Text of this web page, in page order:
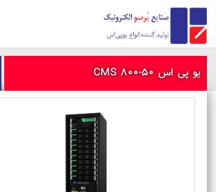
یو پی اس CMS 800-50